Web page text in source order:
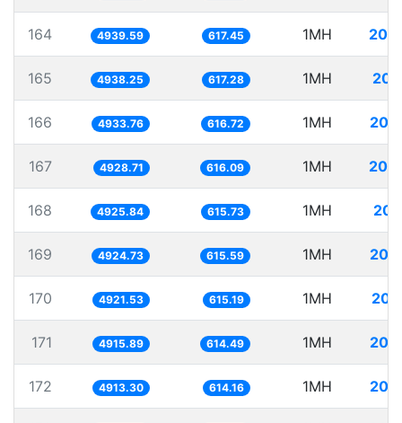
164 4939.59 617.45 1MH
165 4938.25 617.28 1MH
166 4933.76 616.72 1MH
167 4928.71 616.09 1MH
168 4925.84 615.73 1MH
169 4924.73 615.59 1MH
170 4921.53 615.19 1MH
171 4915.89 614.49 1MH
172 4913.30 614.16 1MH